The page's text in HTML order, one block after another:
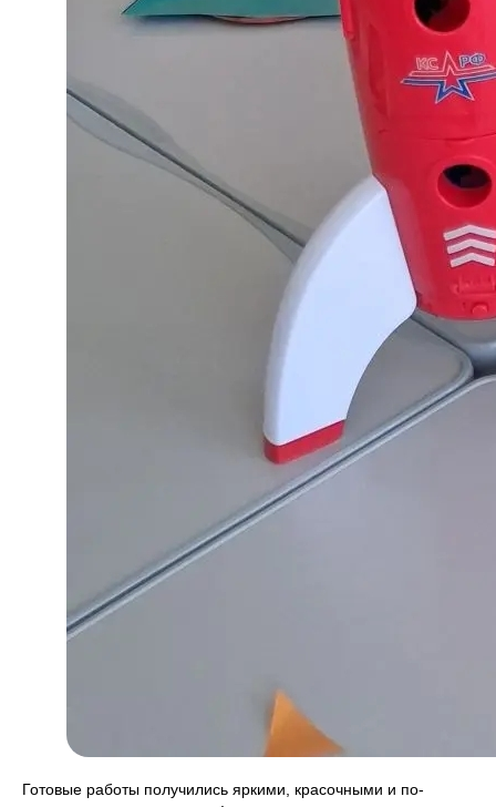
Готовые работы получились яркими, красочными и по-